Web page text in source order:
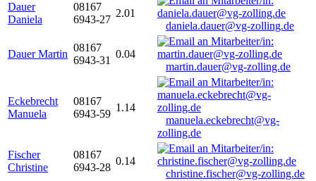
Dauer
Daniela
08167
6943-27
2.01
daniela.dauer@vg-zolling.de
Dauer Martin
08167
6943-31
0.04
martin.dauer@vg-zolling.de
Eckebrecht
Manuela
08167
6943-59
1.14
manuela.eckebrecht@vg-
zolling.de
Fischer
Christine
08167
6943-28
0.14
christine.fischer@vg-zolling.de